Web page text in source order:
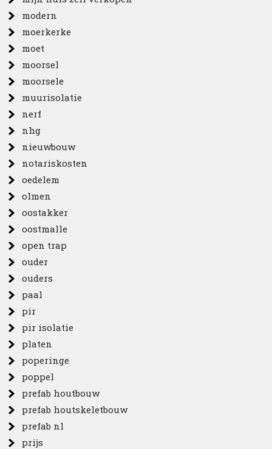
modern
moerkerke
moet
moorsel
moorsele
muurisolatie
nerf
nhg
nieuwbouw
notariskosten
oedelem
olmen
oostakker
oostmalle
open trap
ouder
ouders
paal
pir
pir isolatie
platen
poperinge
poppel
prefab houtbouw
prefab houtskeletbouw
prefab nl
prijs